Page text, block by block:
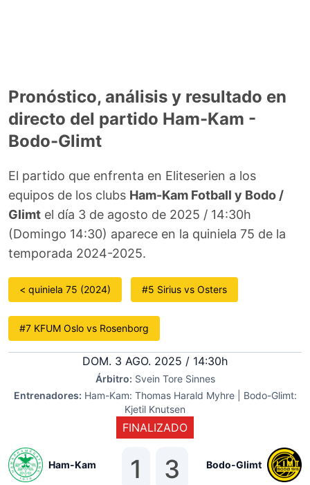
Pronóstico, análisis y resultado en
directo del partido Ham-Kam -
Bodo-Glimt
El partido que enfrenta en Eliteserien a los
equipos de los clubs Ham-Kam Fotball y Bodo /
Glimt el día 3 de agosto de 2025 / 14:30h
(Domingo 14:30) aparece en la quiniela 75 de la
temporada 2024-2025.
< quiniela 75 (2024) #5 Sirius vs Osters
#7 KFUM Oslo vs Rosenborg
DOM. 3 AGO. 2025 / 14:30h
Árbitro: Svein Tore Sinnes
Entrenadores: Ham-Kam: Thomas Harald Myhre | Bodo-Glimt:
Kjetil Knutsen
FINALIZADO
Ham-Kam 1 3 Bodo-Glimt